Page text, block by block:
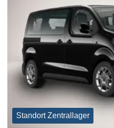
Standort Zentrallager